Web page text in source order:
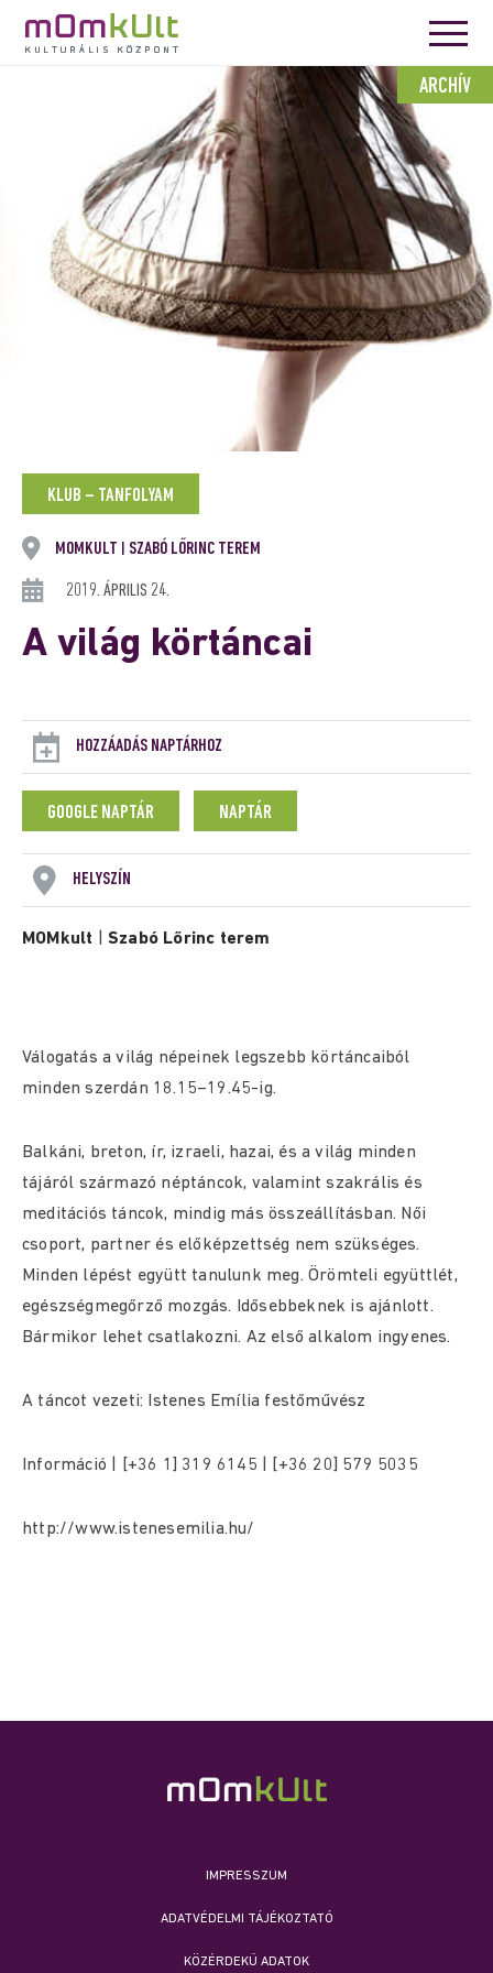
ARCHÍV
KLUB – TANFOLYAM
MOMKULT SZABÓ LŐRINC TEREM
2019. ÁPRILIS 24.
A világ körtáncai
HOZZÁADÁS NAPTÁRHOZ
GOOGLE NAPTÁR NAPTÁR
HELYSZÍN
MOMkult |Szabó Lőrinc terem
Válogatás a világ népeinek legszebb körtáncaiból
minden szerdán 18.15–19.45-ig.
Balkáni, breton, ír, izraeli, hazai, és a világ minden
tájáról származó néptáncok, valamint szakrális és
meditációs táncok, mindig más összeállításban. Női
csoport, partner és előképzettség nem szükséges.
Minden lépést együtt tanulunk meg. Örömteli együttlét,
egészségmegőrző mozgás. Idősebbeknek is ajánlott.
Bármikor lehet csatlakozni. Az első alkalom ingyenes.
A táncot vezeti: Istenes Emília festőművész
Információ | [+36 1] 319 6145 | [+36 20] 579 5035
http://www.istenesemilia.hu/
IMPRESSZUM
ADATVÉDELMI TÁJÉKOZTATÓ
KÖZÉRDEKŰ ADATOK